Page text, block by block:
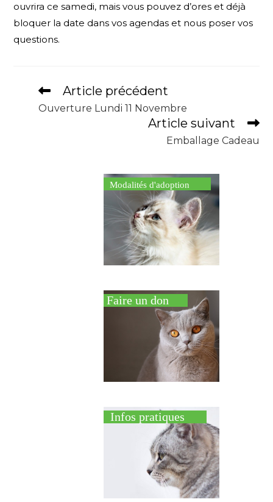
ouvrira ce samedi, mais vous pouvez d’ores et déjà
bloquer la date dans vos agendas et nous poser vos
questions.
Article précédent
Ouverture Lundi 11 Novembre
Article suivant
Emballage Cadeau